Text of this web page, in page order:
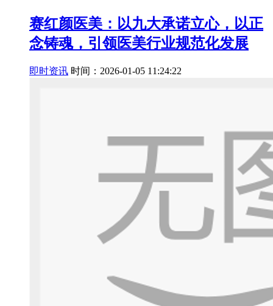
赛红颜医美：以九大承诺立心，以正
念铸魂，引领医美行业规范化发展
即时资讯 时间：2026-01-05 11:24:22